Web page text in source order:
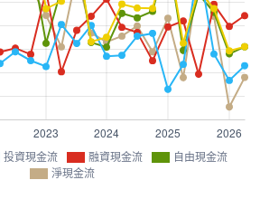
投資現金流 融資現金流
自由現金流
淨現金流